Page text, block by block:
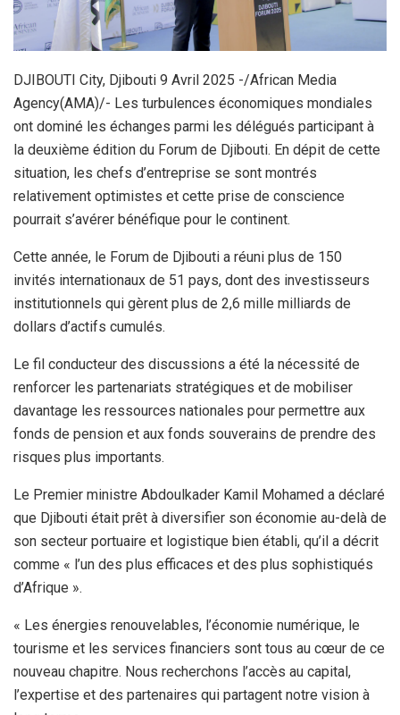
DJIBOUTI City, Djibouti 9 Avril 2025 -/African Media
Agency(AMA)/- Les turbulences économiques mondiales
ont dominé les échanges parmi les délégués participant à
la deuxième édition du Forum de Djibouti. En dépit de cette
situation, les chefs d’entreprise se sont montrés
relativement optimistes et cette prise de conscience
pourrait s’avérer bénéfique pour le continent.
Cette année, le Forum de Djibouti a réuni plus de 150
invités internationaux de 51 pays, dont des investisseurs
institutionnels qui gèrent plus de 2,6 mille milliards de
dollars d’actifs cumulés.
Le fil conducteur des discussions a été la nécessité de
renforcer les partenariats stratégiques et de mobiliser
davantage les ressources nationales pour permettre aux
fonds de pension et aux fonds souverains de prendre des
risques plus importants.
Le Premier ministre Abdoulkader Kamil Mohamed a déclaré
que Djibouti était prêt à diversifier son économie au-delà de
son secteur portuaire et logistique bien établi, qu’il a décrit
comme « l’un des plus efficaces et des plus sophistiqués
d’Afrique ».
« Les énergies renouvelables, l’économie numérique, le
tourisme et les services financiers sont tous au cœur de ce
nouveau chapitre. Nous recherchons l’accès au capital,
l’expertise et des partenaires qui partagent notre vision à